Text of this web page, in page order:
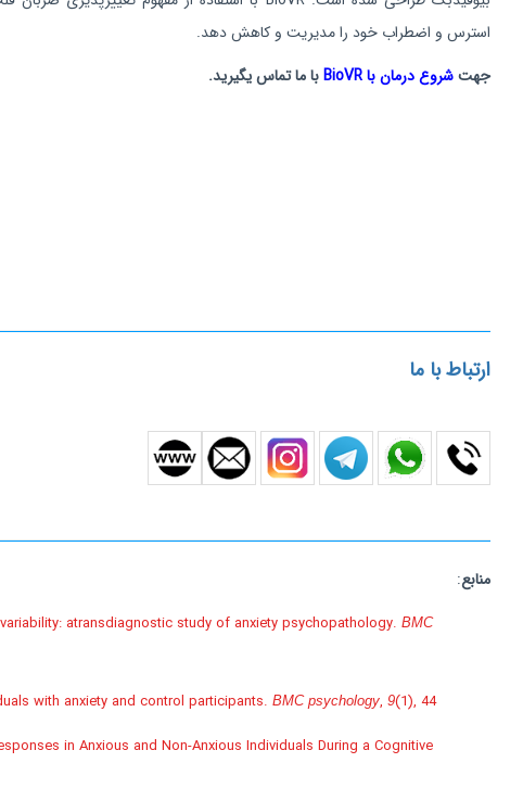
استرس و اضطراب خود را مدیریت و کاهش دهد.
جهتشروع درمان با BioVR با ما تماس یگیرید.
ارتباط با ما
منابع:
atransdiagnostic study of anxiety psychopathology. BMC
with anxiety and control participants. BMC psychology, 9(1), 44.
in Anxious and Non-Anxious Individuals During a Cognitive